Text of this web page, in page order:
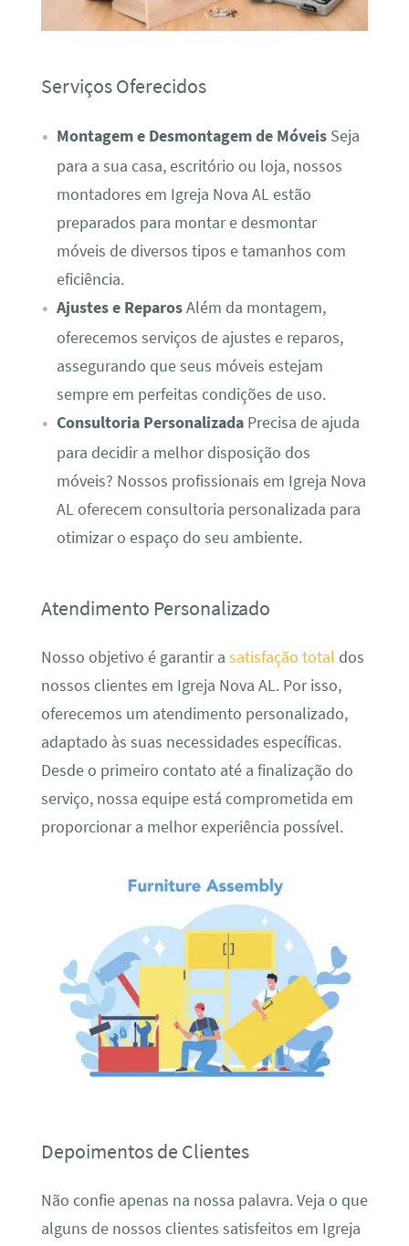
Serviços Oferecidos
Montagem e Desmontagem de MóveisSeja
para a sua casa, escritório ou loja, nossos
montadores em Igreja Nova AL estão
preparados para montar e desmontar
móveis de diversos tipos e tamanhos com
eficiência.
Ajustes e ReparosAlém da montagem,
oferecemos serviços de ajustes e reparos,
assegurando que seus móveis estejam
sempre em perfeitas condições de uso.
Consultoria PersonalizadaPrecisa de ajuda
para decidir a melhor disposição dos
móveis? Nossos profissionais em Igreja Nova
AL oferecem consultoria personalizada para
otimizar o espaço do seu ambiente.
Atendimento Personalizado
Nosso objetivo é garantir a satisfação total dos
nossos clientes em Igreja Nova AL. Por isso,
oferecemos um atendimento personalizado,
adaptado às suas necessidades específicas.
Desde o primeiro contato até a finalização do
serviço, nossa equipe está comprometida em
proporcionar a melhor experiência possível.
Depoimentos de Clientes
Não confie apenas na nossa palavra. Veja o que
alguns de nossos clientes satisfeitos em Igreja